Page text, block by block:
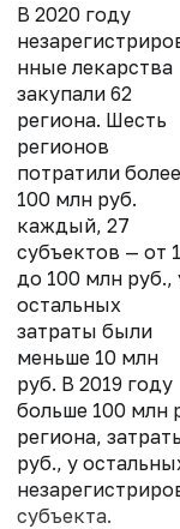
В 2020 году
нные лекарства
закупали 62
региона. Шесть
регионов
потратили более
100 млн руб.
каждый, 27
субъектов — от
до 100 млн руб.,
остальных
затраты были
меньше 10 млн
руб. В 2019 году
больше 100 млн
региона,
руб., у
субъекта.